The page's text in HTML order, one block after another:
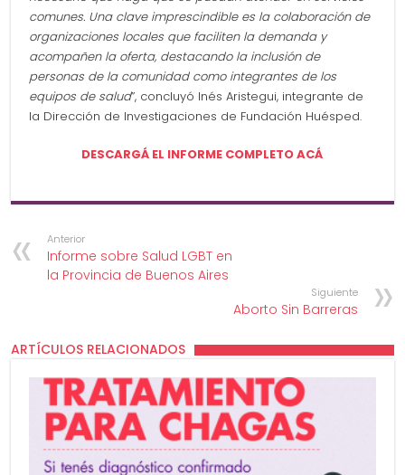
comunes. Una clave imprescindible es la colaboración de
organizaciones locales que faciliten la demanda y
acompañen la oferta, destacando la inclusión de
personas de la comunidad como integrantes de los
equipos de salud”, concluyó Inés Aristegui, integrante de
la Dirección de Investigaciones de Fundación Huésped.
DESCARGÁ EL INFORME COMPLETO ACÁ
Anterior
Informe sobre Salud LGBT en
la Provincia de Buenos Aires
Siguiente
Aborto Sin Barreras
ARTÍCULOS RELACIONADOS